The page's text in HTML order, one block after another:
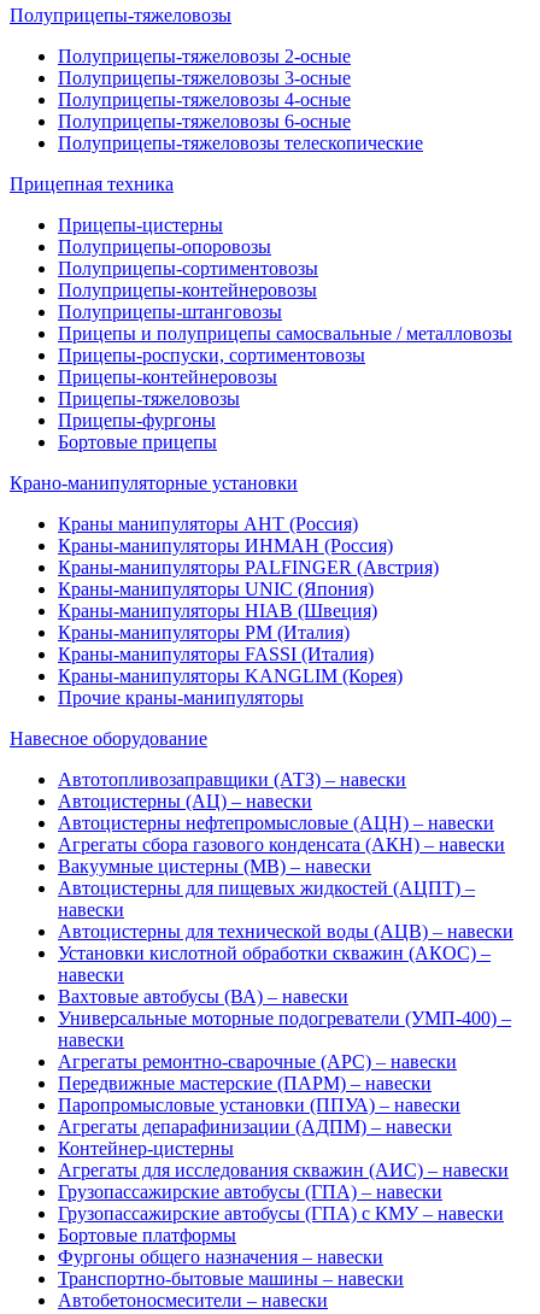
Полуприцепы-тяжеловозы
Полуприцепы-тяжеловозы 2-осные
Полуприцепы-тяжеловозы 3-осные
Полуприцепы-тяжеловозы 4-осные
Полуприцепы-тяжеловозы 6-осные
Полуприцепы-тяжеловозы телескопические
Прицепная техника
Прицепы-цистерны
Полуприцепы-опоровозы
Полуприцепы-сортиментовозы
Полуприцепы-контейнеровозы
Полуприцепы-штанговозы
Прицепы и полуприцепы самосвальные / металловозы
Прицепы-роспуски, сортиментовозы
Прицепы-контейнеровозы
Прицепы-тяжеловозы
Прицепы-фургоны
Бортовые прицепы
Крано-манипуляторные установки
Краны манипуляторы АНТ (Россия)
Краны-манипуляторы ИНМАН (Россия)
Краны-манипуляторы PALFINGER (Австрия)
Краны-манипуляторы UNIC (Япония)
Краны-манипуляторы HIAB (Швеция)
Краны-манипуляторы PM (Италия)
Краны-манипуляторы FASSI (Италия)
Краны-манипуляторы KANGLIM (Корея)
Прочие краны-манипуляторы
Навесное оборудование
Автотопливозаправщики (АТЗ) – навески
Автоцистерны (АЦ) – навески
Автоцистерны нефтепромысловые (АЦН) – навески
Агрегаты сбора газового конденсата (АКН) – навески
Вакуумные цистерны (МВ) – навески
Автоцистерны для пищевых жидкостей (АЦПТ) –
навески
Автоцистерны для технической воды (АЦВ) – навески
Установки кислотной обработки скважин (АКОС) –
навески
Вахтовые автобусы (ВА) – навески
Универсальные моторные подогреватели (УМП-400) –
навески
Агрегаты ремонтно-сварочные (АРС) – навески
Передвижные мастерские (ПАРМ) – навески
Паропромысловые установки (ППУА) – навески
Агрегаты депарафинизации (АДПМ) – навески
Контейнер-цистерны
Агрегаты для исследования скважин (АИС) – навески
Грузопассажирские автобусы (ГПА) – навески
Грузопассажирские автобусы (ГПА) с КМУ – навески
Бортовые платформы
Фургоны общего назначения – навески
Транспортно-бытовые машины – навески
Автобетоносмесители – навески